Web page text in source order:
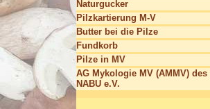
Naturgucker
Pilzkartierung M-V
Butter bei die Pilze
Fundkorb
Pilze in MV
AG Mykologie MV (AMMV) des
NABU e.V.